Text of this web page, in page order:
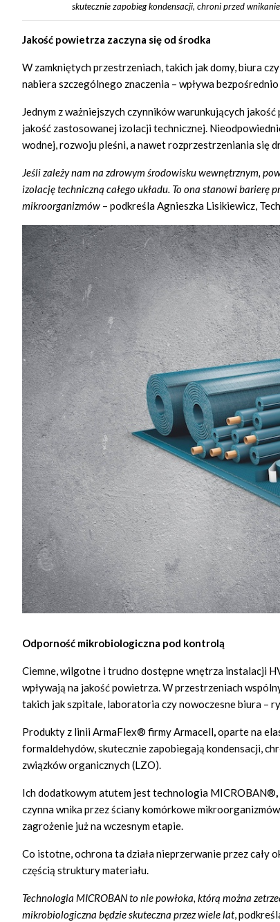
skutecznie zapobieg kondensacji, chroni przed
Jakość powietrza zaczyna się od środka
W zamkniętych przestrzeniach, takich jak domy, biura
nabiera szczególnego znaczenia – wpływa
Jednym z ważniejszych czynników warunkujących
jakość zastosowanej izolacji technicznej.
wodnej, rozwoju pleśni, a nawet rozprzestrzeniania
Jeśli zależy nam na zdrowym środowisku wewnętrznym,
izolację techniczną całego układu. To ona stanowi barierę
mikroorganizmów – podkreśla Agnieszka Lisikiewicz,
Odporność mikrobiologiczna pod kontrolą
Ciemne, wilgotne i trudno dostępne wnętrza instalacji
wpływają na jakość powietrza. W przestrzeniach
takich jak szpitale, laboratoria czy nowoczesne biura –
Produkty z linii ArmaFlex® firmy Armacell,oparte na
formaldehydów, skutecznie zapobiegają kondensacji,
związków organicznych (LZO).
Ich dodatkowym atutem jest technologia MICROBAN®,
czynna wnika przez ściany komórkowe
zagrożenie już na wczesnym etapie.
Co istotne, ochrona ta działa nieprzerwanie przez
częścią struktury materiału.
Technologia MICROBAN to nie powłoka, którą można
mikrobiologiczna będzie skuteczna przez wiele lat,